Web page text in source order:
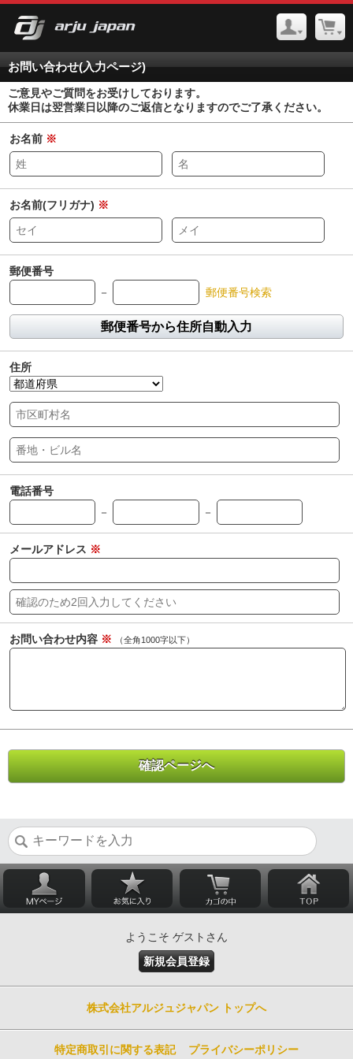
お問い合わせ(入力ページ)
ご意見やご質問をお受けしております。
休業日は翌営業日以降のご返信となりますのでご了承ください。
お名前 ※
お名前(フリガナ) ※
郵便番号
－
郵便番号検索
郵便番号から住所自動入力
住所
電話番号
－
－
メールアドレス ※
お問い合わせ内容 ※ （全角1000字以下）
ようこそ ゲストさん
新規会員登録
株式会社アルジュジャパン トップへ
特定商取引に関する表記 プライバシーポリシー